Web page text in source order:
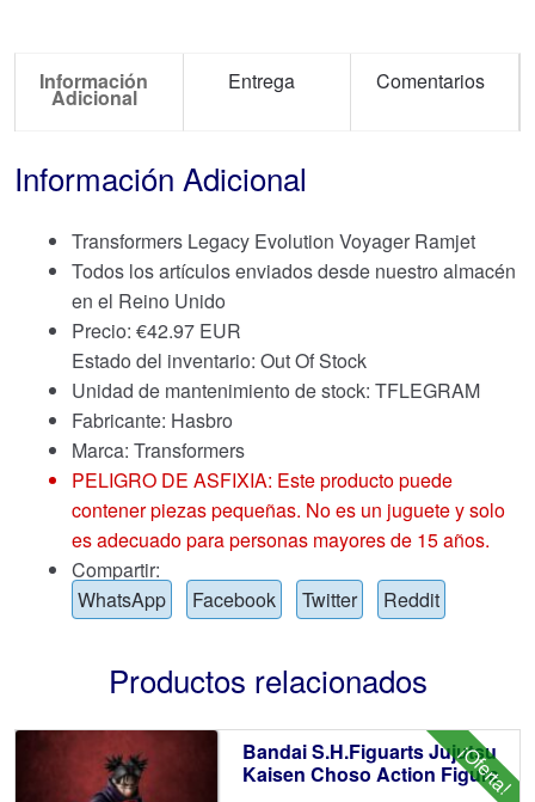
Información
Adicional
Entrega Comentarios
Información Adicional
Transformers Legacy Evolution Voyager Ramjet
Todos los artículos enviados desde nuestro almacén
en el Reino Unido
Precio: €42.97 EUR
Estado del inventario: Out Of Stock
Unidad de mantenimiento de stock: TFLEGRAM
Fabricante: Hasbro
Marca: Transformers
PELIGRO DE ASFIXIA: Este producto puede
contener piezas pequeñas. No es un juguete y solo
es adecuado para personas mayores de 15 años.
Compartir:
WhatsApp
Facebook Twitter Reddit
Productos relacionados
¡Oferta!
Bandai S.H.Figuarts Jujutsu
Kaisen Choso Action Figure